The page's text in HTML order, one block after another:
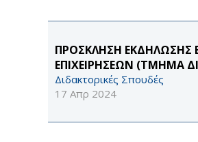
ΠΡΟΣΚΛΗΣΗ ΕΚΔΗΛΩΣΗΣ
ΕΠΙΧΕΙΡΗΣΕΩΝ (ΤΜΗΜΑ
Διδακτορικές Σπουδές
17 Απρ 2024